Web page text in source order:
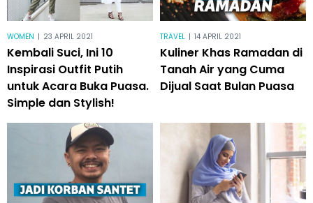
WOMEN | 23 APRIL 2021
Kembali Suci, Ini 10
Inspirasi Outfit Putih
untuk Acara Buka Puasa.
Simple dan Stylish!
TRAVEL | 14 APRIL 2021
Kuliner Khas Ramadan di
Tanah Air yang Cuma
Dijual Saat Bulan Puasa